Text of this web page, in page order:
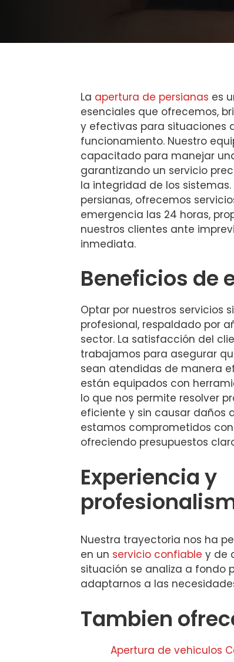
La apertura de persianas es
esenciales que ofrecemos,
y efectivas para situaciones
funcionamiento. Nuestro
capacitado para manejar
garantizando un servicio
la integridad de los
persianas, ofrecemos
emergencia las 24 horas,
nuestros clientes ante
inmediata.
Beneficios de
Optar por nuestros servicios
profesional, respaldado por
sector. La satisfacción del
trabajamos para asegurar
sean atendidas de manera
están equipados con
lo que nos permite resolver
eficiente y sin causar daños
estamos comprometidos
ofreciendo presupuestos
Experiencia y
Nuestra trayectoria nos ha
en un servicio confiable y de
situación se analiza a fondo
adaptarnos a las
Tambien
Apertura de vehiculos